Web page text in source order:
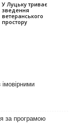
У Луцьку триває
зведення
ветеранського
простору
за програмою